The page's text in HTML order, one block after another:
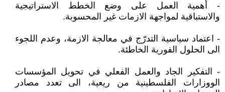
- أهمية العمل على وضع الخطط الاستراتيجية
والاستباقية لمواجهة الازمات غير المحسوبة.
- اعتماد سياسية التدرّج في معالجة الازمة، وعدم اللجوء
الى الحلول الفورية الخاطئة.
- التفكير الجاد والعمل الفعلي في تحويل المؤسسات
الووزارات الفلسطينية من ريعية، الى تعدد مصادر